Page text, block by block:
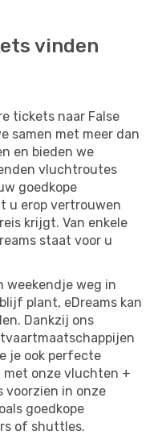
vinden
tickets naar False
samen met meer dan
en bieden we
vluchtroutes
goedkope
u erop vertrouwen
krijgt. Van enkele
staat voor u
weekendje weg in
plant, eDreams kan
Dankzij ons
je ook perfecte
met onze vluchten +
voorzien in onze
goedkope
of shuttles.